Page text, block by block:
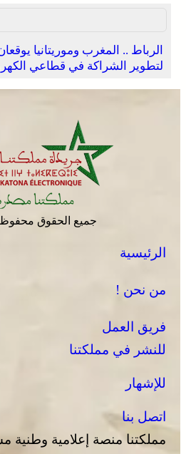
الرباط .. المغرب وموريتانيا
لتطوير الشراكة في قطاعي
جميع الحقوق محفوظة
الرئيسية
من نحن !
فريق العمل
للنشر في مملكتنا
للإشهار
اتصل بنا
مملكتنا منصة إعلامية وطنية